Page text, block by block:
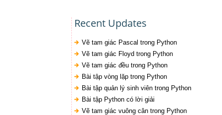
Recent Updates
Vẽ tam giác Pascal trong Python
Vẽ tam giác Floyd trong Python
Vẽ tam giác đều trong Python
Bài tập vòng lặp trong Python
Bài tập quản lý sinh viên trong Python
Bài tập Python có lời giải
Vẽ tam giác vuông cân trong Python